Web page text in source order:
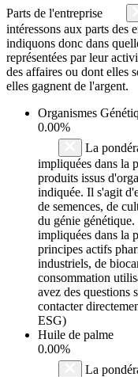
Parts de l'entreprise
intéressons aux parts des
indiquons donc dans
représentées par leur
des affaires ou dont elles
elles gagnent de l'argent.
Organismes
0.00%
La
impliquées dans la
produits issus
indiquée. Il s'agit
de semences, de
du génie
impliquées dans la
principes actifs
industriels, de
consommation
avez des questions
contacter
ESG)
Huile de palme
0.00%
La